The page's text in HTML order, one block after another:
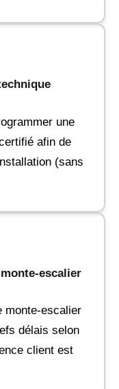
une
afin de
(sans
escalier
monte-escalier
délais selon
client est